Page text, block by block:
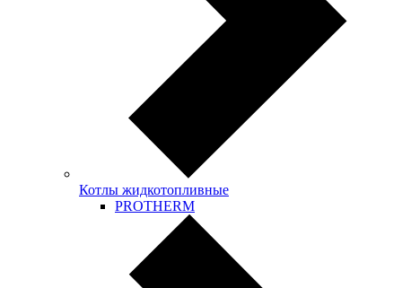
Котлы жидкотопливные
PROTHERM